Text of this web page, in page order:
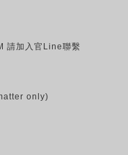
請加入官Line聯繫
only)